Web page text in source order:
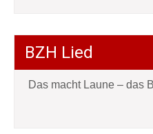
BZH Lied
Das macht Laune – das